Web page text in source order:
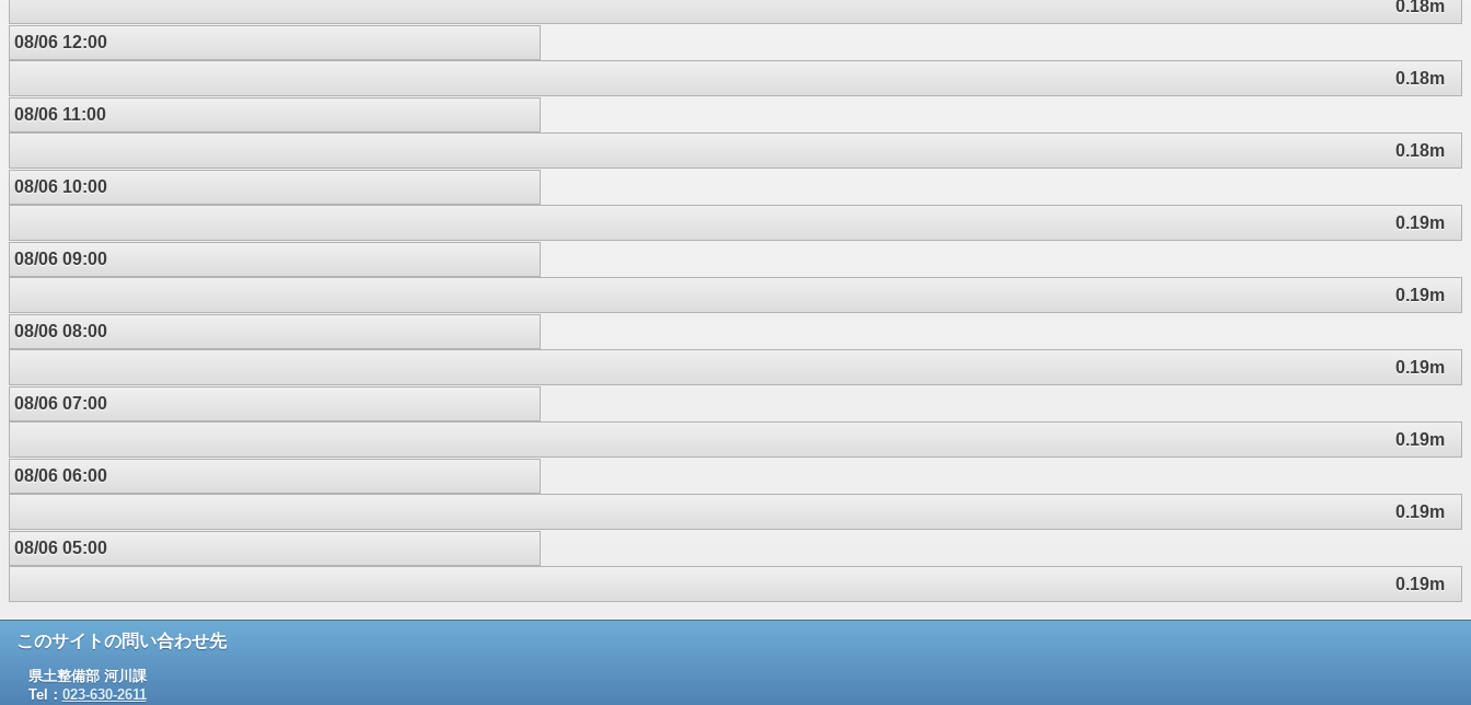
0.18m
08/06 12:00
0.18m
08/06 11:00
0.18m
08/06 10:00
0.19m
08/06 09:00
0.19m
08/06 08:00
0.19m
08/06 07:00
0.19m
08/06 06:00
0.19m
08/06 05:00
0.19m
このサイトの問い合わせ先
県土整備部 河川課
Tel： 023-630-2611